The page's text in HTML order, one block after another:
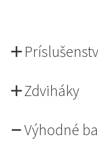
Zdviháky
Výhodné